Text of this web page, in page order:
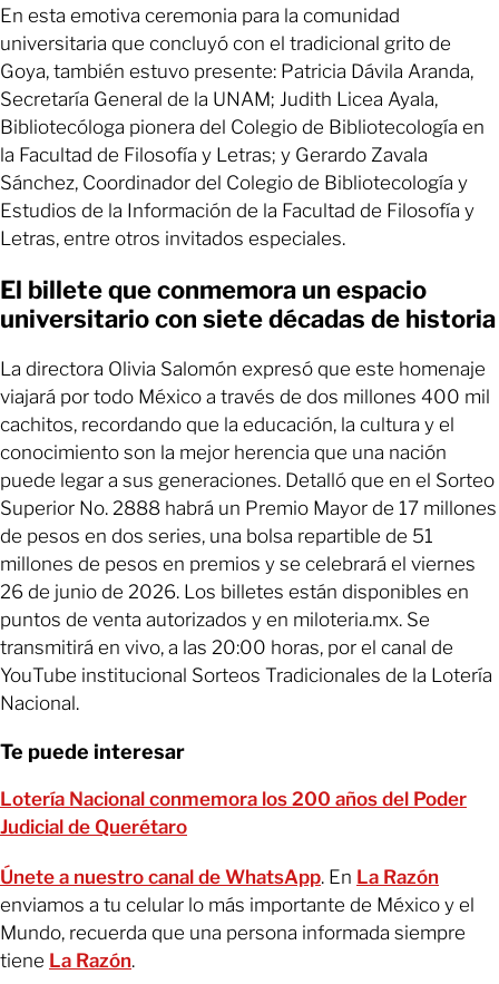
En esta emotiva ceremonia para la comunidad
universitaria que concluyó con el tradicional grito de
Goya, también estuvo presente: Patricia Dávila Aranda,
Secretaría General de la UNAM; Judith Licea Ayala,
Bibliotecóloga pionera del Colegio de Bibliotecología en
la Facultad de Filosofía y Letras; y Gerardo Zavala
Sánchez, Coordinador del Colegio de Bibliotecología y
Estudios de la Información de la Facultad de Filosofía y
Letras, entre otros invitados especiales.
El billete que conmemora un espacio
universitario con siete décadas de historia
La directora Olivia Salomón expresó que este homenaje
viajará por todo México a través de dos millones 400 mil
cachitos, recordando que la educación, la cultura y el
conocimiento son la mejor herencia que una nación
puede legar a sus generaciones. Detalló que en el Sorteo
Superior No. 2888 habrá un Premio Mayor de 17 millones
de pesos en dos series, una bolsa repartible de 51
millones de pesos en premios y se celebrará el viernes
26 de junio de 2026. Los billetes están disponibles en
puntos de venta autorizados y en miloteria.mx. Se
transmitirá en vivo, a las 20:00 horas, por el canal de
YouTube institucional Sorteos Tradicionales de la Lotería
Nacional.
Te puede interesar
Lotería Nacional conmemora los 200 años del Poder
Judicial de Querétaro
Únete a nuestro canal de WhatsApp. En La Razón
enviamos a tu celular lo más importante de México y el
Mundo, recuerda que una persona informada siempre
tiene La Razón.